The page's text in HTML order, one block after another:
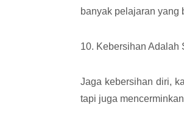
banyak pelajaran yang
10. Kebersihan Adalah
Jaga kebersihan diri,
tapi juga